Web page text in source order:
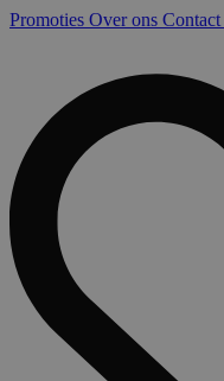
Promoties Over ons Contact